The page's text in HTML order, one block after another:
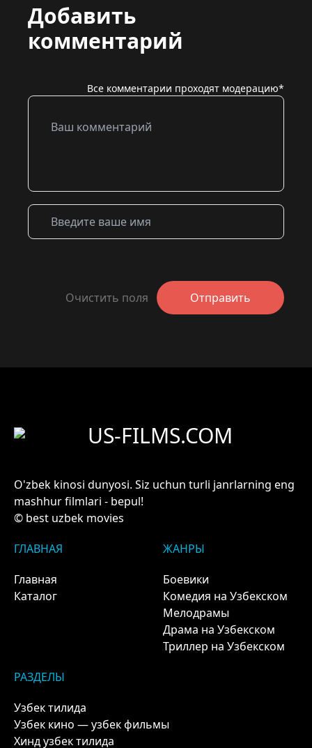
Добавить
комментарий
Все комментарии проходят модерацию*
Очистить поля Отправить
US-FILMS.COM
O'zbek kinosi dunyosi. Siz uchun turli janrlarning eng
mashhur filmlari - bepul!
© best uzbek movies
ГЛАВНАЯ
Главная
Каталог
ЖАНРЫ
Боевики
Комедия на Узбекском
Мелодрамы
Драма на Узбекском
Триллер на Узбекском
РАЗДЕЛЫ
Узбек тилида
Узбек кино — узбек фильмы
Хинд узбек тилида